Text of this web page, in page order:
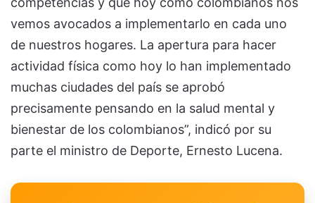
vemos avocados a implementarlo en cada uno
de nuestros hogares. La apertura para hacer
actividad física como hoy lo han implementado
muchas ciudades del país se aprobó
precisamente pensando en la salud mental y
bienestar de los colombianos”, indicó por su
parte el ministro de Deporte, Ernesto Lucena.